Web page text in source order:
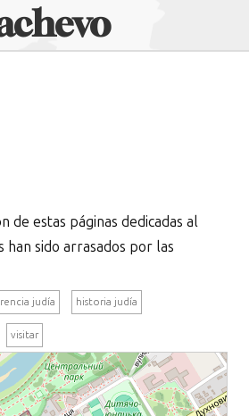
de estas páginas dedicadas al
sido arrasados por las
judía historia judía
visitar